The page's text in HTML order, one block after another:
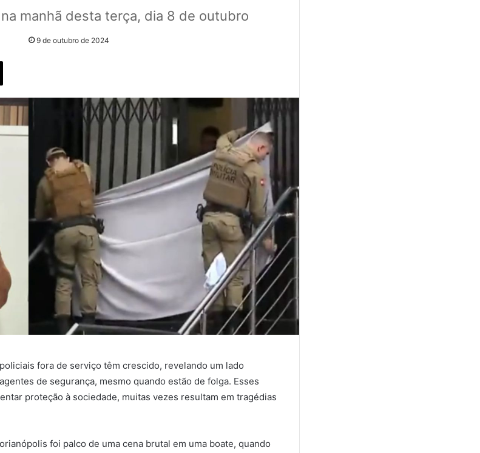
manhã desta terça, dia 8 de outubro
9 de outubro de 2024
fora de serviço têm crescido, revelando um lado
de segurança, mesmo quando estão de folga. Esses
proteção à sociedade, muitas vezes resultam em tragédias
foi palco de uma cena brutal em uma boate, quando